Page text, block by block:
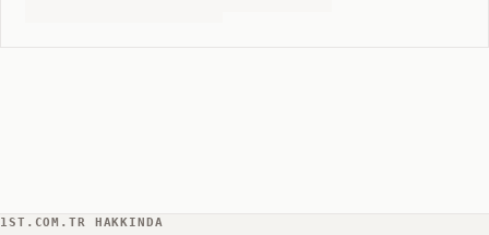
1ST.COM.TR HAKKINDA